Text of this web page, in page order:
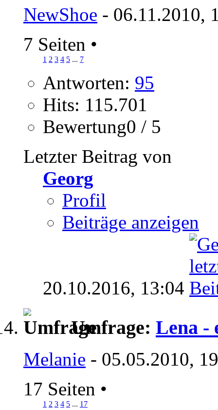
NewShoe - 06.11.2010,
7 Seiten •
1 2 3 4 5 ... 7
Antworten: 95
Hits: 115.701
Bewertung0 / 5
Letzter Beitrag von
Georg
Profil
Beiträge anzeigen
20.10.2016, 13:04
Umfrage: Lena -
Melanie - 05.05.2010,
17 Seiten •
1 2 3 4 5 ... 17